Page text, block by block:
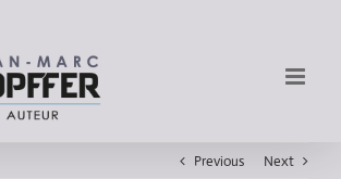
Previous Next